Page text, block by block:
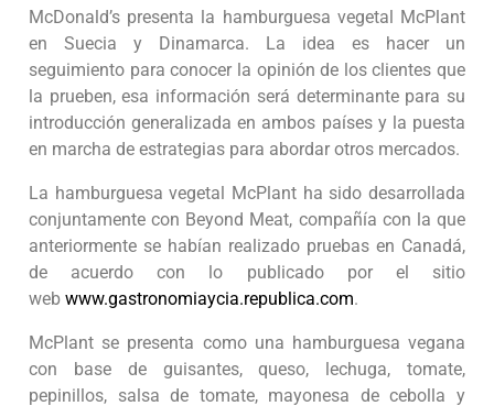
McDonald’s presenta la hamburguesa vegetal McPlant
en Suecia y Dinamarca. La idea es hacer un
seguimiento para conocer la opinión de los clientes que
la prueben, esa información será determinante para su
introducción generalizada en ambos países y la puesta
en marcha de estrategias para abordar otros mercados.
La hamburguesa vegetal McPlant ha sido desarrollada
conjuntamente con Beyond Meat, compañía con la que
anteriormente se habían realizado pruebas en Canadá,
de acuerdo con lo publicado por el sitio
web www.gastronomiaycia.republica.com.
McPlant se presenta como una hamburguesa vegana
con base de guisantes, queso, lechuga, tomate,
pepinillos, salsa de tomate, mayonesa de cebolla y